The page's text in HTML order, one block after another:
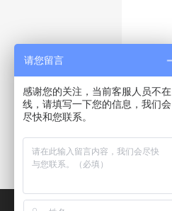
请您留言
感谢您的关注，当前客服人员不在
线，请填写一下您的信息，我们会
尽快和您联系。